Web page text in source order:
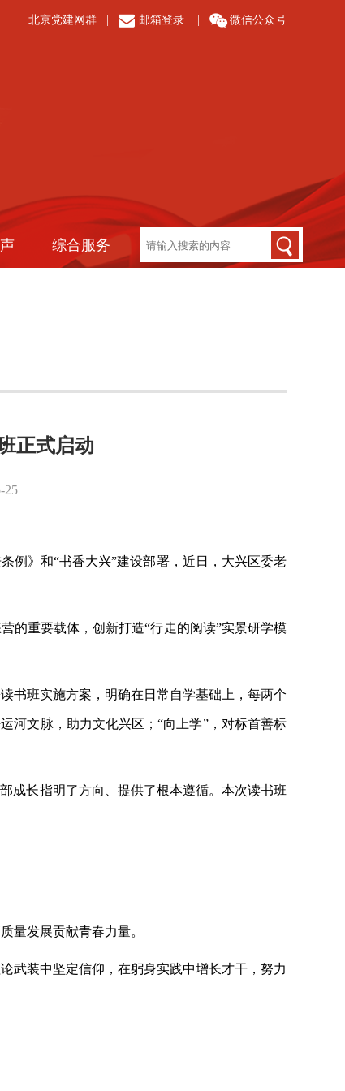
北京党建网群 邮箱登录 微信公众号
综合服务
正式启动
例》和“书香大兴”建设部署，近日，大兴区委老
的重要载体，创新打造“行走的阅读”实景研学模
书班实施方案，明确在日常自学基础上，每两个
河文脉，助力文化兴区；“向上学”，对标首善标
成长指明了方向、提供了根本遵循。本次读书班
量发展贡献青春力量。
武装中坚定信仰，在躬身实践中增长才干，努力